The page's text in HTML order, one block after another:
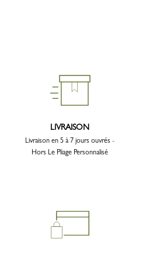
LIVRAISON
Livraison en 5 à 7 jours ouvrés -
Hors Le Pliage Personnalisé